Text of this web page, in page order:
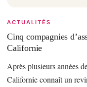
ACTUALITÉS
Cinq compagnies
Californie
Après plusieurs années
Californie connaît un